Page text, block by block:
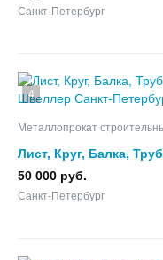
Санкт-Петербург
4
Металлопрокат
Лист, Круг, Балка,
Уголок, Швеллер
50 000 руб.
Санкт-Петербург